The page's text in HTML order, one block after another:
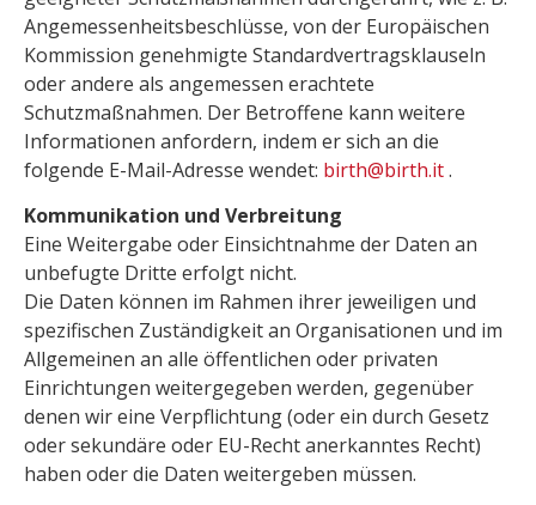
Angemessenheitsbeschlüsse, von der Europäischen
Kommission genehmigte Standardvertragsklauseln
oder andere als angemessen erachtete
Schutzmaßnahmen. Der Betroffene kann weitere
Informationen anfordern, indem er sich an die
folgende E-Mail-Adresse wendet: birth@birth.it.
Kommunikation und Verbreitung
Eine Weitergabe oder Einsichtnahme der Daten an
unbefugte Dritte erfolgt nicht.
Die Daten können im Rahmen ihrer jeweiligen und
spezifischen Zuständigkeit an Organisationen und im
Allgemeinen an alle öffentlichen oder privaten
Einrichtungen weitergegeben werden, gegenüber
denen wir eine Verpflichtung (oder ein durch Gesetz
oder sekundäre oder EU-Recht anerkanntes Recht)
haben oder die Daten weitergeben müssen.